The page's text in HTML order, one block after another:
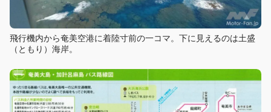
飛行機内から奄美空港に着陸寸前の一コマ。下に見えるのは土盛
（ともり）海岸。